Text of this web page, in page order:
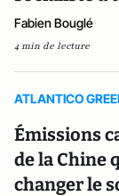
Fabien Bouglé
4 min de lecture
ATLANTICO
Émissions
de la Chine
changer le